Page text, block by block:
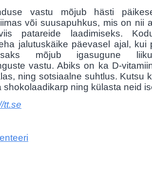
vastu mõjub hästi
või suusapuhkus, mis on nii
patareide laadimiseks.
jalutuskäike päevasel ajal, kui
mõjub igasugune
vastu. Abiks on ka D-
ning sotsiaalne suhtlus. Kutsu
shokolaadikarp ning külasta neid
tt.se